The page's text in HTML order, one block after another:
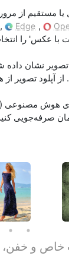
یا مستقیم از
, Edge ,
عکس' را انتخاب
صرفه‌جویی
خاص و خفن،